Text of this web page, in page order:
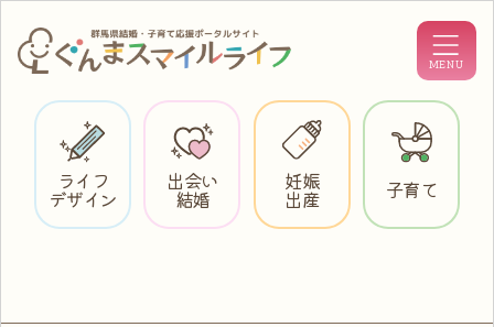
ライフ
デザイン
出会い
結婚
妊娠
出産 子育て